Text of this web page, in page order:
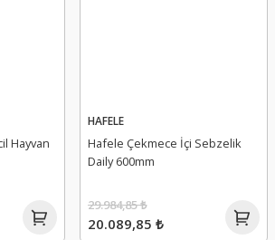
Hayvan
HAFELE
Hafele Çekmece İçi Sebzelik
Daily 600mm
20.089,85 ₺
29.984,85 ₺